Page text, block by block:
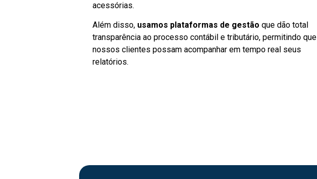
acessórias.
Além disso, usamos plataformas de gestão que dão total
transparência ao processo contábil e tributário, permitindo que
nossos clientes possam acompanhar em tempo real seus
relatórios.